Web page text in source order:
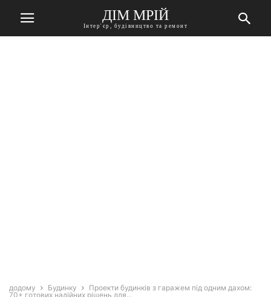
ДІМ МРІЙ
Інтер'єр, будівництво та ремонт
додому Будинку
Проекти будинків з гаражем під одним дахом:
70+ готових надійних рішень для...